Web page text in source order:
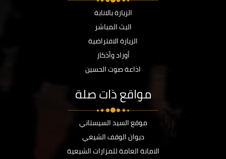
الزيارة بالانابة
البث المباشر
الزيارة الافتراضية
أوراد وأذكار
اذاعة صوت الحسين
مواقع ذات صلة
موقع السيد السيستاني
ديوان الوقف الشيعي
الامانة العامة للمزارات الشيعية